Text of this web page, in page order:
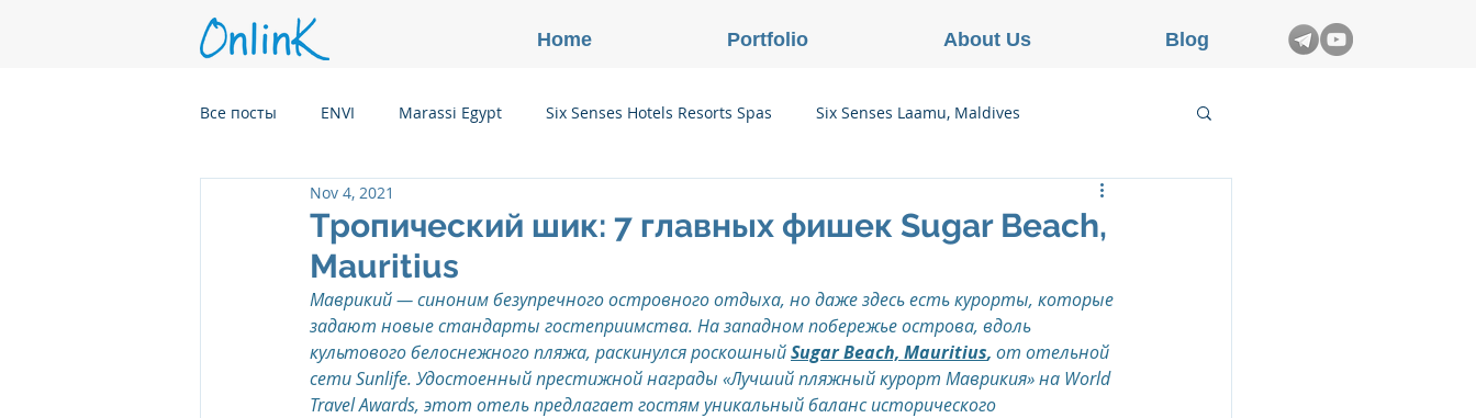
Все посты ENVI Marassi Egypt Six Senses Hotels Resorts Spas Six Senses Laamu, Maldives
Six Senses Kanuhura, Maldives
Six Senses Kaplankaya, Turkey Six Senses Douro Valley, Portugal Six Senses Courchevel, France
Six Senses Rome, Italy Six Senses Zil Pasyon, Seychelles Six Senses Vana, Индия
Тропический шик: 7 главных фишек Sugar Beach,
Mauritius
Nov 4, 2021
Маврикий — синоним безупречного островного отдыха, но даже здесь есть курорты, которые
задают новые стандарты гостеприимства. На западном побережье острова, вдоль
культового белоснежного пляжа, раскинулся роскошный Sugar Beach, Mauritius, от отельной
сети Sunlife. Удостоенный престижной награды «Лучший пляжный курорт Маврикия» на World
Travel Awards, этот отель предлагает гостям уникальный баланс исторического
Home Portfolio About Us Blog